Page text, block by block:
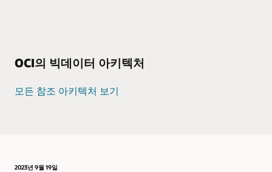
OCI의 빅데이터 아키텍처
모든 참조 아키텍처 보기
2023년 9월 19일